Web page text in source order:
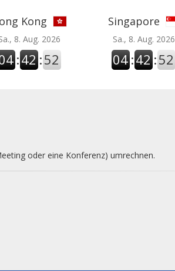
Kong
8. Aug. 2026
:42 :53
Singapore
Sa., 8. Aug. 2026
04 :42 :53
oder eine Konferenz) umrechnen.